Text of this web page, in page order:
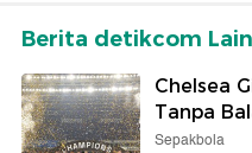
Berita detikcom
Chelsea
Tanpa
Sepakbola